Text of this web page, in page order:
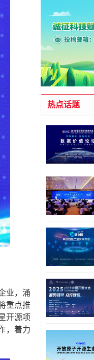
业，涌
重点推
开源项
，着力
热点话题